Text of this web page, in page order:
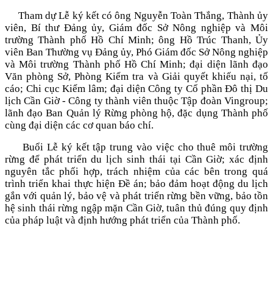
Tham dự Lễ ký kết có ông Nguyễn Toàn Thắng, Thành ủy
viên, Bí thư Đảng ủy, Giám đốc Sở Nông nghiệp và Môi
trường Thành phố Hồ Chí Minh; ông Hồ Trúc Thanh, Ủy
viên Ban Thường vụ Đảng ủy, Phó Giám đốc Sở Nông nghiệp
và Môi trường Thành phố Hồ Chí Minh; đại diện lãnh đạo
Văn phòng Sở, Phòng Kiểm tra và Giải quyết khiếu nại, tố
cáo; Chi cục Kiểm lâm; đại diện Công ty Cổ phần Đô thị Du
lịch Cần Giờ - Công ty thành viên thuộc Tập đoàn Vingroup;
lãnh đạo Ban Quản lý Rừng phòng hộ, đặc dụng Thành phố
cùng đại diện các cơ quan báo chí.
Buổi Lễ ký kết tập trung vào việc cho thuê môi trường
rừng để phát triển du lịch sinh thái tại Cần Giờ; xác định
nguyên tắc phối hợp, trách nhiệm của các bên trong quá
trình triển khai thực hiện Đề án; bảo đảm hoạt động du lịch
gắn với quản lý, bảo vệ và phát triển rừng bền vững, bảo tồn
hệ sinh thái rừng ngập mặn Cần Giờ, tuân thủ đúng quy định
của pháp luật và định hướng phát triển của Thành phố.